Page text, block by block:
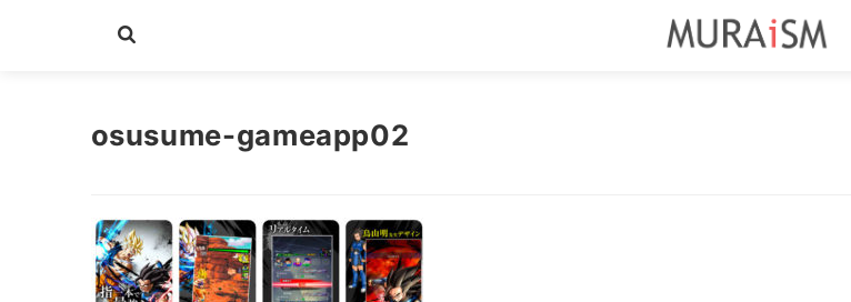
osusume-gameapp02